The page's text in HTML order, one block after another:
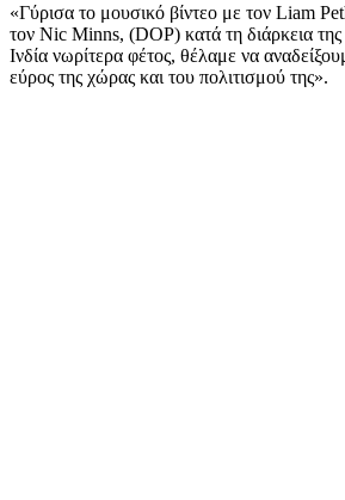
«Γύρισα το μουσικό βίντεο με τον Liam
τον Nic Minns, (DOP) κατά τη διάρκεια της
Ινδία νωρίτερα φέτος, θέλαμε να
εύρος της χώρας και του πολιτισμού της».